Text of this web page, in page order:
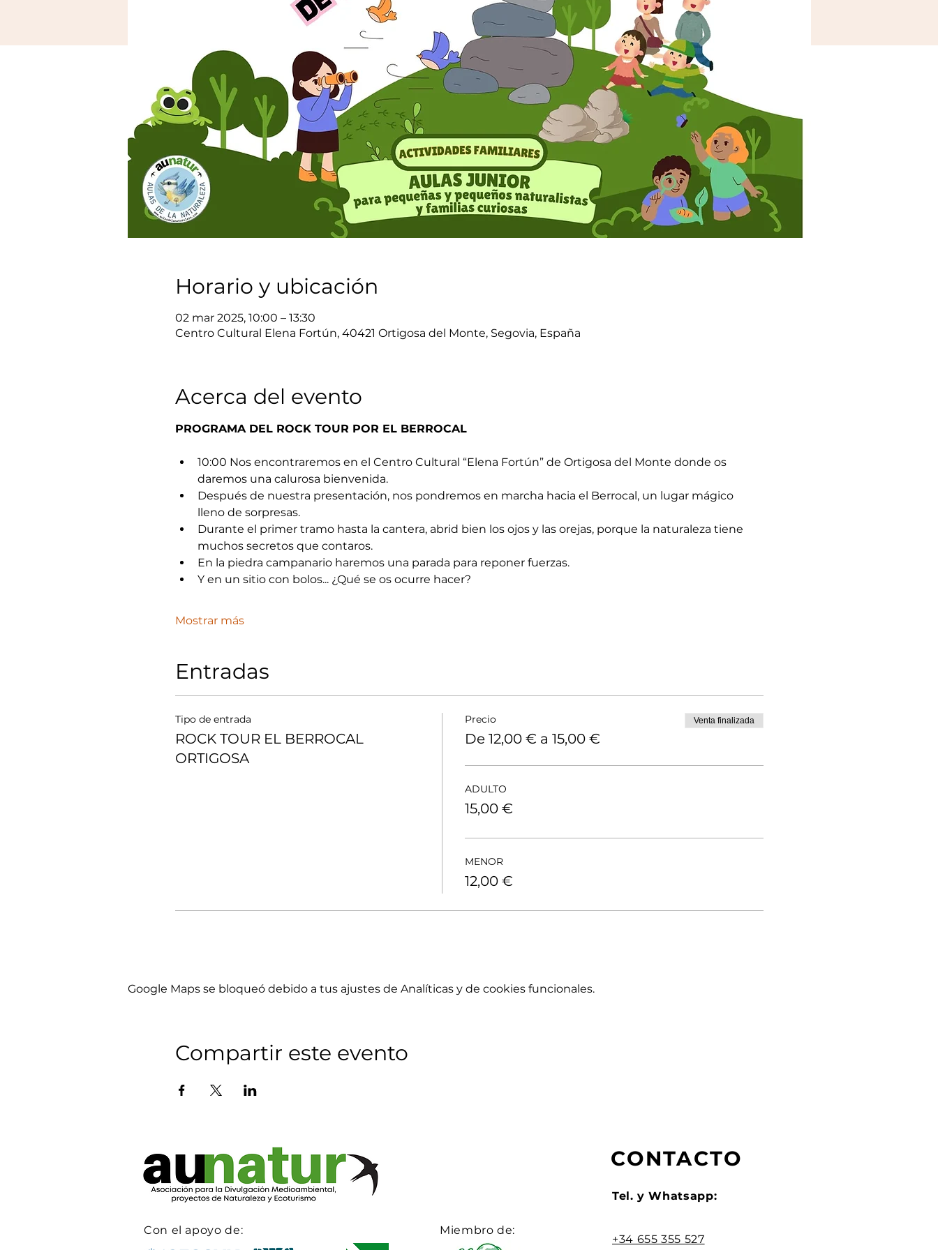
Horario y ubicación
02 mar 2025, 10:00 – 13:30
Centro Cultural Elena Fortún, 40421 Ortigosa del Monte, Segovia, España
Acerca del evento
PROGRAMA DEL ROCK TOUR POR EL BERROCAL
10:00 Nos encontraremos en el Centro Cultural “Elena Fortún” de Ortigosa del Monte donde os
daremos una calurosa bienvenida.
Después de nuestra presentación, nos pondremos en marcha hacia el Berrocal, un lugar mágico
lleno de sorpresas.
Durante el primer tramo hasta la cantera, abrid bien los ojos y las orejas, porque la naturaleza tiene
muchos secretos que contaros.
En la piedra campanario haremos una parada para reponer fuerzas.
Y en un sitio con bolos... ¿Qué se os ocurre hacer?
Mostrar más
Entradas
Tipo de entrada
ROCK TOUR EL BERROCAL
ORTIGOSA
Precio
De 12,00 € a 15,00 €
Venta finalizada
ADULTO
15,00 €
MENOR
12,00 €
Google Maps se bloqueó debido a tus ajustes de Analíticas y de cookies funcionales.
Compartir este evento
Con el apoyo de: Miembro de:
CONTACTO
Tel. y Whatsapp:
+34 655 355 527